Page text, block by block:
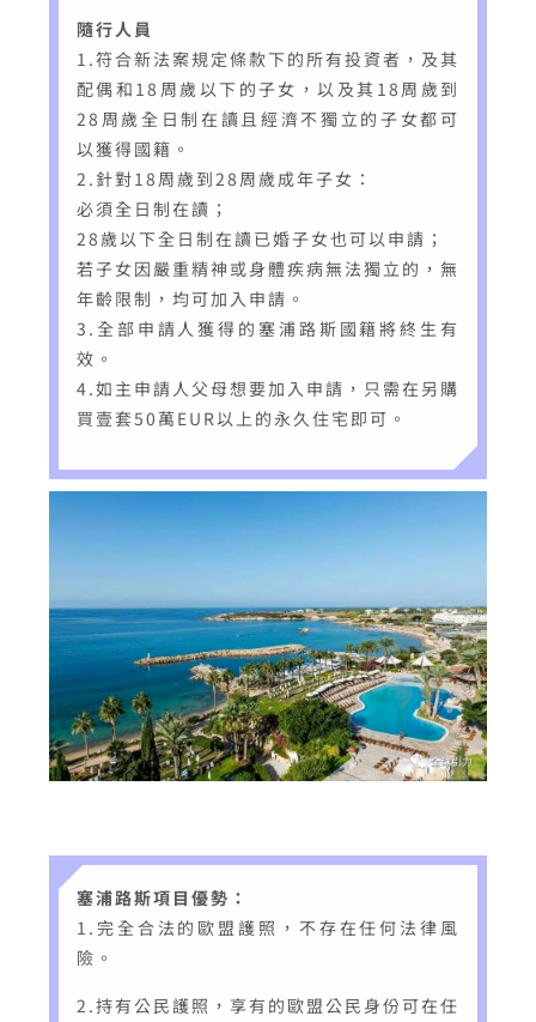
隨行人員
1.符合新法案規定條款下的所有投資者，及其
配偶和18周歲以下的子女，以及其18周歲到
28周歲全日制在讀且經濟不獨立的子女都可
以獲得國籍。
2.針對18周歲到28周歲成年子女：
必須全日制在讀；
28歲以下全日制在讀已婚子女也可以申請；
若子女因嚴重精神或身體疾病無法獨立的，無
年齡限制，均可加入申請。
3.全部申請人獲得的塞浦路斯國籍將終生有
效。
4.如主申請人父母想要加入申請，只需在另購
買壹套50萬EUR以上的永久住宅即可。
塞浦路斯項目優勢：
1.完全合法的歐盟護照，不存在任何法律風
險。
2.持有公民護照，享有的歐盟公民身份可在任